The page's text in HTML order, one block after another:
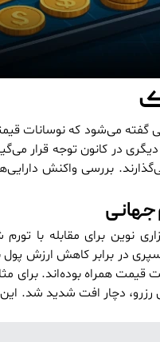
گفته می‌شود که نوسانات
در کانون توجه قرار
بررسی واکنش
جهانی
نوین برای مقابله با
در برابر کاهش ارزش
قیمت همراه بوده‌اند. برای
رزرو، دچار افت شدید شد.